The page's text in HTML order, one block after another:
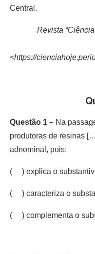
Central.
Revista
<https://
Questão 1 – Na
produtoras de resinas
adnominal, pois:
( ) explica o
( ) caracteriza o
( ) complementa o